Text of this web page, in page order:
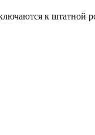
к штатной